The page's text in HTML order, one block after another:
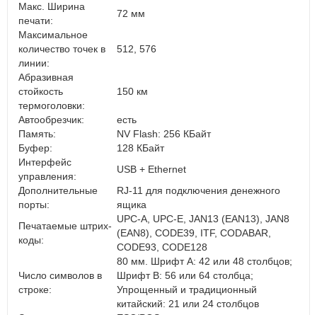
Макс. Ширина
печати:
72 мм
Максимальное
количество точек в
линии:
512, 576
Абразивная
стойкость
термоголовки:
150 км
Автообрезчик:
есть
Память:
NV Flash: 256 КБайт
Буфер:
128 КБайт
Интерфейс
управления:
USB + Ethernet
Дополнительные
порты:
RJ-11 для подключения денежного
ящика
Печатаемые штрих-
коды:
UPC-A, UPC-E, JAN13 (EAN13), JAN8
(EAN8), CODE39, ITF, CODABAR,
CODE93, CODE128
Число символов в
строке:
80 мм. Шрифт A: 42 или 48 столбцов;
Шрифт B: 56 или 64 столбца;
Упрощенный и традиционный
китайский: 21 или 24 столбцов